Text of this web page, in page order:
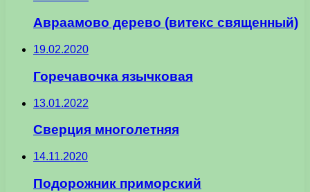
Авраамово дерево (витекс священный)
19.02.2020
Горечавочка язычковая
13.01.2022
Сверция многолетняя
14.11.2020
Подорожник приморский